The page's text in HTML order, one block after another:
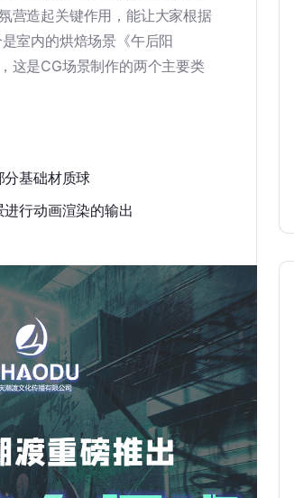
营造起关键作用，能让大家根据
室内的烘焙场景《午后阳
这是CG场景制作的两个主要类
分基础材质球
进行动画渲染的输出